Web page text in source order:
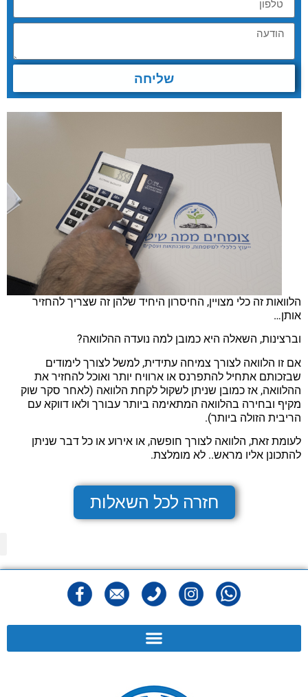
שליחה
הלוואות זה כלי מצויין, החיסרון היחיד שלהן זה שצריך להחזיר
אותן…
וברצינות, השאלה היא כמובן למה נועדה ההלוואה?
אם זו הלוואה לצורך צמיחה עתידית, למשל לצורך לימודים
שבזכותם אתחיל להתפרנס או ארוויח יותר ואוכל להחזיר את
ההלוואה, אז כמובן שניתן לשקול לקחת הלוואה (לאחר סקר שוק
מקיף ובחירה בהלוואה המתאימה ביותר עבורך ולאו דווקא עם
הריבית הזולה ביותר).
לעומת זאת, הלוואה לצורך חופשה, או אירוע או כל דבר שניתן
להתכונן אליו מראש.. לא מומלצת.
חזרה לכל השאלות